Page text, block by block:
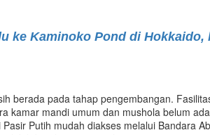
ke Kaminoko Pond di
berada pada tahap pengembangan.
kamar mandi umum dan mushola belum
Putih mudah diakses melalui Bandara